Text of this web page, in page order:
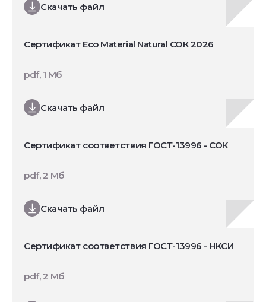
Скачать файл
Сертификат Eco Material Natural СОК 2026
Скачать файл
pdf, 1 Мб
Сертификат соответствия ГОСТ-13996 - СОК
Скачать файл
pdf, 2 Мб
Сертификат соответствия ГОСТ-13996 - НКСИ
pdf, 2 Мб